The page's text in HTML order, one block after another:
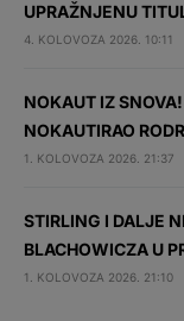
UPRAŽNJENU
4. KOLOVOZA 2026. 10:11
NOKAUT IZ
NOKAUTIRAO
1. KOLOVOZA 2026. 21:37
STIRLING I DALJE
BLACHOWICZA U
1. KOLOVOZA 2026. 21:10